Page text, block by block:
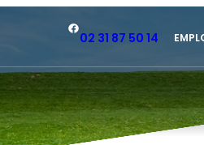
Facebook
02 31 87 50 14